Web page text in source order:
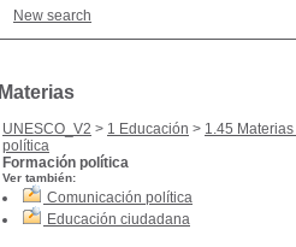
New search
Materias
UNESCO_V2 > 1 Educación > 1.45
política
Formación política
Ver también:
Comunicación política
Educación ciudadana